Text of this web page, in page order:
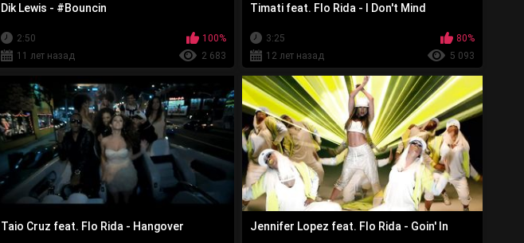
Dik Lewis - #Bouncin
2:50
100%
11 лет назад
2 683
Timati feat. Flo Rida - I Don't Mind
3:25
80%
12 лет назад
5 093
Taio Cruz feat. Flo Rida - Hangover Jennifer Lopez feat. Flo Rida - Goin' In